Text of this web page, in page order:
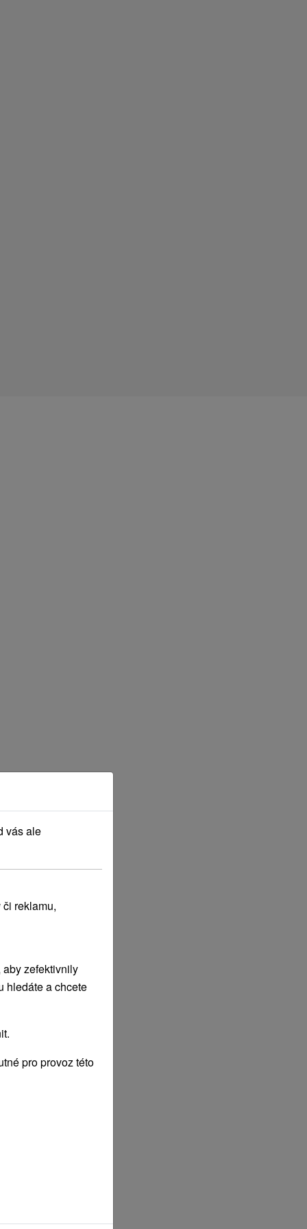
vás ale
reklamu,
zefektivnily
hledáte a chcete
pro provoz této